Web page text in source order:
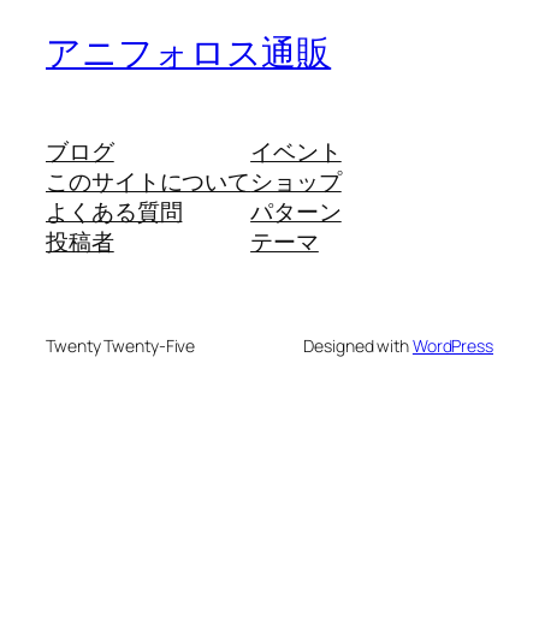
アニフォロス通販
ブログ
このサイトについて
よくある質問
投稿者
イベント
ショップ
パターン
テーマ
Twenty Twenty-Five Designed withWordPress